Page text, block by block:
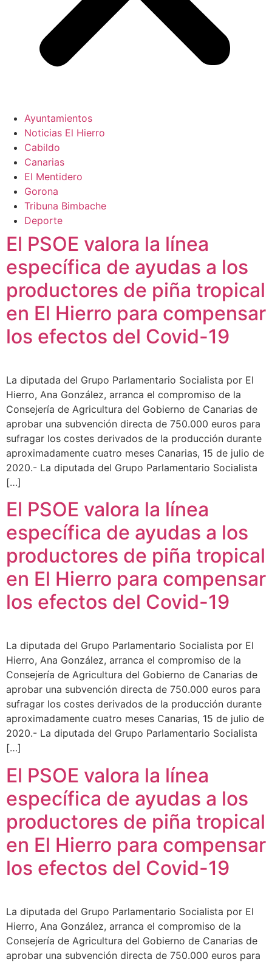
Ayuntamientos
Noticias El Hierro
Cabildo
Canarias
El Mentidero
Gorona
Tribuna Bimbache
Deporte
El PSOE valora la línea
específica de ayudas a los
productores de piña tropical
en El Hierro para compensar
los efectos del Covid-19
La diputada del Grupo Parlamentario Socialista por El
Hierro, Ana González, arranca el compromiso de la
Consejería de Agricultura del Gobierno de Canarias de
aprobar una subvención directa de 750.000 euros para
sufragar los costes derivados de la producción durante
aproximadamente cuatro meses Canarias, 15 de julio de
2020.- La diputada del Grupo Parlamentario Socialista
[…]
El PSOE valora la línea
específica de ayudas a los
productores de piña tropical
en El Hierro para compensar
los efectos del Covid-19
La diputada del Grupo Parlamentario Socialista por El
Hierro, Ana González, arranca el compromiso de la
Consejería de Agricultura del Gobierno de Canarias de
aprobar una subvención directa de 750.000 euros para
sufragar los costes derivados de la producción durante
aproximadamente cuatro meses Canarias, 15 de julio de
2020.- La diputada del Grupo Parlamentario Socialista
[…]
El PSOE valora la línea
específica de ayudas a los
productores de piña tropical
en El Hierro para compensar
los efectos del Covid-19
La diputada del Grupo Parlamentario Socialista por El
Hierro, Ana González, arranca el compromiso de la
Consejería de Agricultura del Gobierno de Canarias de
aprobar una subvención directa de 750.000 euros para